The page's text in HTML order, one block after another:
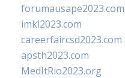
forumausape2023.com
imkl2023.com
careerfaircsd2023.com
apsth2023.com
MedItRio2023.org